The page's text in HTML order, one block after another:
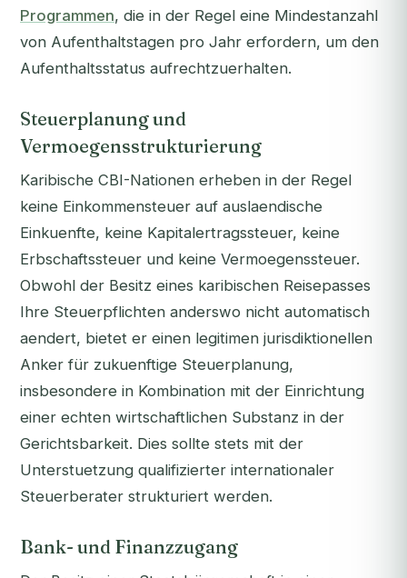
Programmen, die in der Regel eine Mindestanzahl
von Aufenthaltstagen pro Jahr erfordern, um den
Aufenthaltsstatus aufrechtzuerhalten.
Steuerplanung und
Vermoegensstrukturierung
Karibische CBI-Nationen erheben in der Regel
keine Einkommensteuer auf auslaendische
Einkuenfte, keine Kapitalertragssteuer, keine
Erbschaftssteuer und keine Vermoegenssteuer.
Obwohl der Besitz eines karibischen Reisepasses
Ihre Steuerpflichten anderswo nicht automatisch
aendert, bietet er einen legitimen jurisdiktionellen
Anker für zukuenftige Steuerplanung,
insbesondere in Kombination mit der Einrichtung
einer echten wirtschaftlichen Substanz in der
Gerichtsbarkeit. Dies sollte stets mit der
Unterstuetzung qualifizierter internationaler
Steuerberater strukturiert werden.
Bank- und Finanzzugang